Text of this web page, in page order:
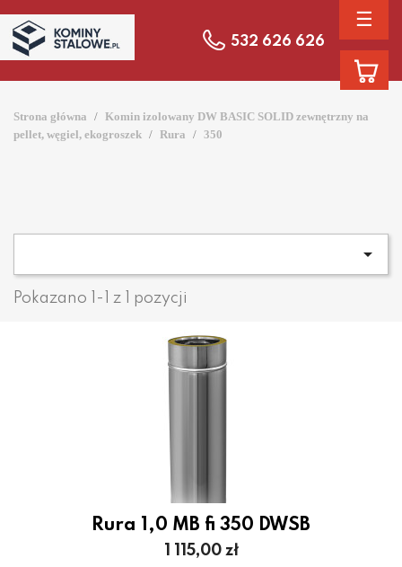
☰
532 626 626
Strona główna
Komin izolowany DW BASIC SOLID zewnętrzny na
pellet, węgiel, ekogroszek
Rura 350

Pokazano 1-1 z 1 pozycji
Rura 1,0 MB fi 350 DWSB
Cena
1 115,00 zł